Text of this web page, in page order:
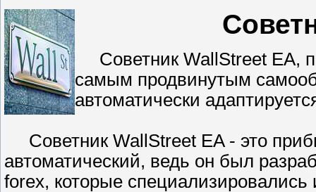
Советник WallStreet EA,
самым продвинутым
автоматически
Советник WallStreet EA - это
автоматический, ведь он был
forex, которые специализировались